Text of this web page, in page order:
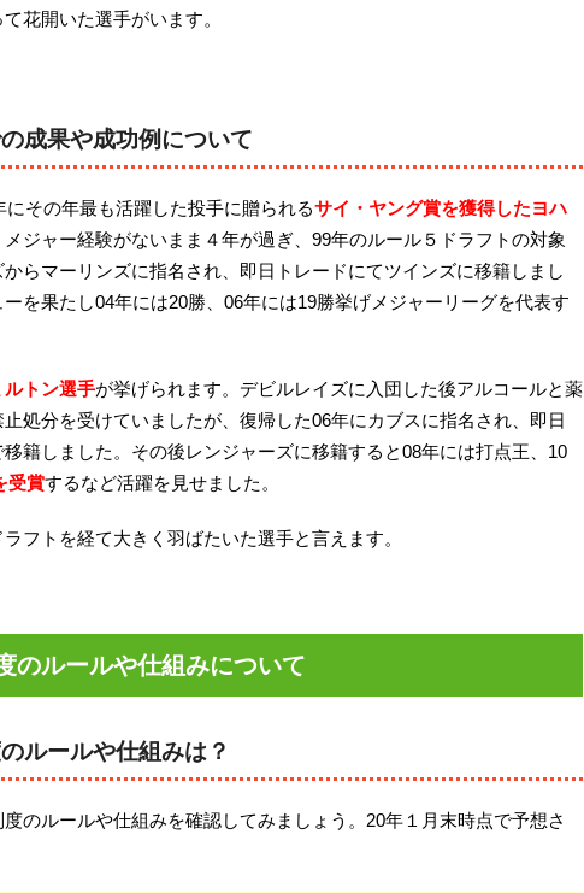
花開いた選手がいます。
成果や成功例について
その年最も活躍した投手に贈られるサイ・ヤング賞を獲得したヨハ
メジャー経験がないまま４年が過ぎ、99年のルール５ドラフトの対象
らマーリンズに指名され、即日トレードにてツインズに移籍しまし
を果たし04年には20勝、06年には19勝挙げメジャーリーグを代表す
ルトン選手が挙げられます。デビルレイズに入団した後アルコールと薬
処分を受けていましたが、復帰した06年にカブスに指名され、即日
籍しました。その後レンジャーズに移籍すると08年には打点王、10
受賞するなど活躍を見せました。
フトを経て大きく羽ばたいた選手と言えます。
のルールや仕組みについて
ルールや仕組みは？
のルールや仕組みを確認してみましょう。20年１月末時点で予想さ